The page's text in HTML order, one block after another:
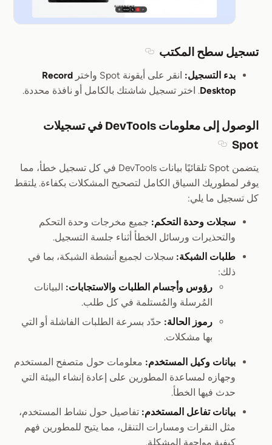
تسجيل سطح المكتب
بدء التسجيل: انقر على أيقونة Spot واختر
Record
Desktop. اختر تسجيل شاشتك بالكامل أو نافذة محددة.
الوصول إلى معلومات DevTools في تسجيلات
Spot
يتضمن Spot تلقائيًا بيانات DevTools في كل تسجيل خطأ، مما
يوفر لمطوريك السياق الكامل لتصحيح المشكلات بكفاءة. يلتقط
كل تسجيل ما يلي:
سجلات وحدة التحكم: جميع مخرجات وحدة التحكم
والتحذيرات ورسائل الخطأ أثناء جلسة التسجيل.
طلبات الشبكة: سجلات لجميع أنشطة الشبكة، بما في
ذلك:
رؤوس وأجسام الطلبات والاستجابات: البيانات
المُرسلة والمُستلمة في كل طلب.
رموز الحالة: حدّد بسرعة الطلبات الفاشلة أو التي
بها مشكلات.
بيانات وكيل المستخدم: معلومات حول متصفح المستخدم
وجهازه لمساعدة المطورين على إعادة إنشاء البيئة التي
حدث فيها الخطأ.
بيانات تفاعل المستخدم: تفاصيل حول نشاط المستخدم،
مثل النقرات ومسارات التنقل، مما يتيح للمطورين فهم
كيفية مواجهة المشكلة.